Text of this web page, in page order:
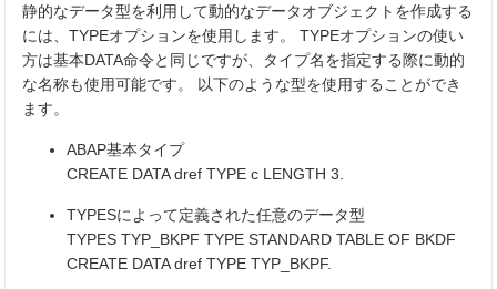
静的なデータ型を利用して動的なデータオブジェクトを作成する
には、TYPEオプションを使用します。 TYPEオプションの使い
方は基本DATA命令と同じですが、タイプ名を指定する際に動的
な名称も使用可能です。 以下のような型を使用することができ
ます。
ABAP基本タイプ
CREATE DATA dref TYPE c LENGTH 3.
TYPESによって定義された任意のデータ型
TYPES TYP_BKPF TYPE STANDARD TABLE OF BKDF
CREATE DATA dref TYPE TYP_BKPF.